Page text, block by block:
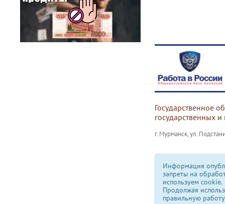
Государственное
государственных
г. Мурманск, ул.
Информация
запреты на
используем сookie.
Продолжая
правильную